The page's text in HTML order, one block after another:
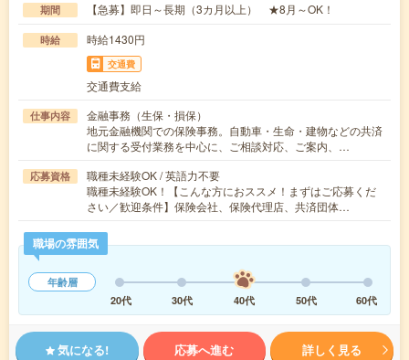
期間 【急募】即日～長期（3カ月以上） ★8月～OK！
時給 時給1430円
交通費
交通費支給
仕事内容
金融事務（生保・損保）
地元金融機関での保険事務。自動車・生命・建物などの共済
に関する受付業務を中心に、ご相談対応、ご案内、…
応募資格
職種未経験OK / 英語力不要
職種未経験OK！【こんな方におススメ！まずはご応募くだ
さい／歓迎条件】保険会社、保険代理店、共済団体…
職場の雰囲気
年齢層
20代
30代 40代 50代 60代
気になる! 応募へ進む 詳しく見る